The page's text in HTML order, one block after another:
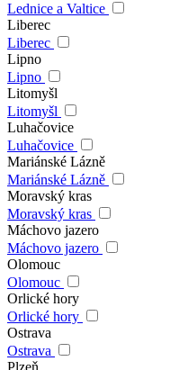
Lednice a Valtice
Liberec
Liberec
Lipno
Lipno
Litomyšl
Litomyšl
Luhačovice
Luhačovice
Mariánské Lázně
Mariánské Lázně
Moravský kras
Moravský kras
Máchovo jazero
Máchovo jazero
Olomouc
Olomouc
Orlické hory
Orlické hory
Ostrava
Ostrava